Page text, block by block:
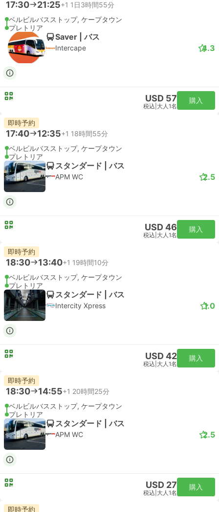
17:30 21:25+1 1日3時間55分
ベルビルバスストップ, ケープタウン
プレトリア
Saver | バス
Intercape 4.3
USD 57
税込 大人1名
購入
即時予約
17:40 12:35+1 18時間55分
ベルビルバスストップ, ケープタウン
プレトリア
スタンダード | バス
APM WC 2.5
USD 46
税込 大人1名
購入
即時予約
18:30 13:40+1 19時間10分
ベルビルバスストップ, ケープタウン
プレトリア
スタンダード | バス
Intercity Xpress 1.0
USD 42
税込 大人1名
購入
即時予約
18:30 14:55+1 20時間25分
ベルビルバスストップ, ケープタウン
プレトリア
スタンダード | バス
APM WC 2.5
USD 27
税込 大人1名
購入
即時予約